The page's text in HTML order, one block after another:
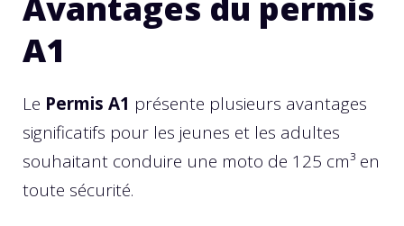
Avantages du permis
A1
Le Permis A1 présente plusieurs avantages
significatifs pour les jeunes et les adultes
souhaitant conduire une moto de 125 cm³ en
toute sécurité.